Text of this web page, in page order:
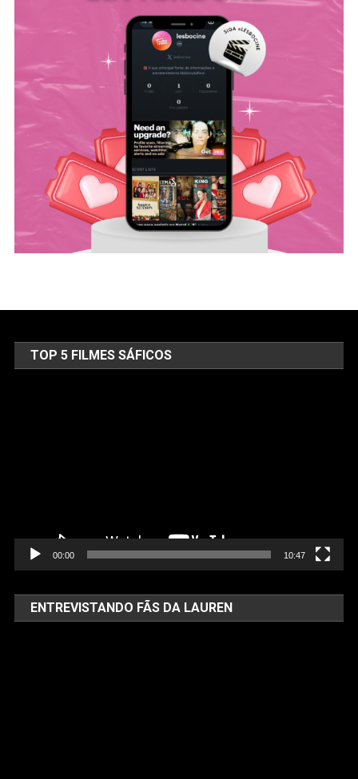
TOP 5 FILMES SÁFICOS
00:00 10:47
ENTREVISTANDO FÃS DA LAUREN